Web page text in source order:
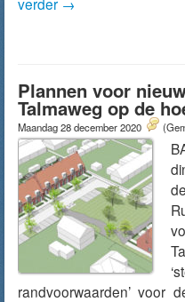
Plannen voor
Talmaweg op de
Maandag 28 december 2020
randvoorwaarden’ voor